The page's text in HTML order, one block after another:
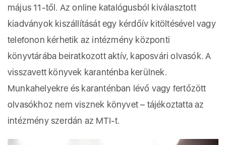
május 11-től. Az online katalógusból kiválasztott
kiadványok kiszállítását egy kérdőív kitöltésével vagy
telefonon kérhetik az intézmény központi
könyvtárába beiratkozott aktív, kaposvári olvasók. A
visszavett könyvek karanténba kerülnek.
Munkahelyekre és karanténban lévő vagy fertőzött
olvasókhoz nem visznek könyvet – tájékoztatta az
intézmény szerdán az MTI-t.